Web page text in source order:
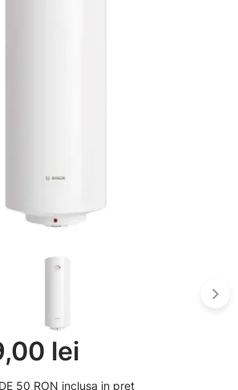
lei
50 RON inclusa in pret